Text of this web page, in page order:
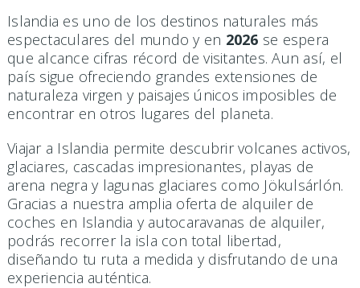
Islandia es uno de los destinos naturales más
espectaculares del mundo y en 2026 se espera
que alcance cifras récord de visitantes. Aun así, el
país sigue ofreciendo grandes extensiones de
naturaleza virgen y paisajes únicos imposibles de
encontrar en otros lugares del planeta.
Viajar a Islandia permite descubrir volcanes activos,
glaciares, cascadas impresionantes, playas de
arena negra y lagunas glaciares como Jökulsárlón.
Gracias a nuestra amplia oferta de alquiler de
coches en Islandia y autocaravanas de alquiler,
podrás recorrer la isla con total libertad,
diseñando tu ruta a medida y disfrutando de una
experiencia auténtica.